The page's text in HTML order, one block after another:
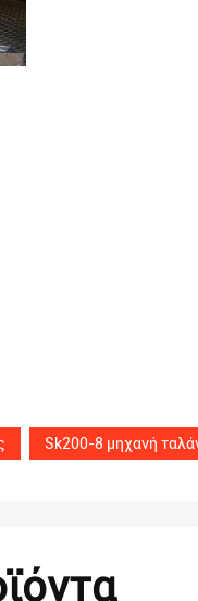
Sk200-8 μηχανή